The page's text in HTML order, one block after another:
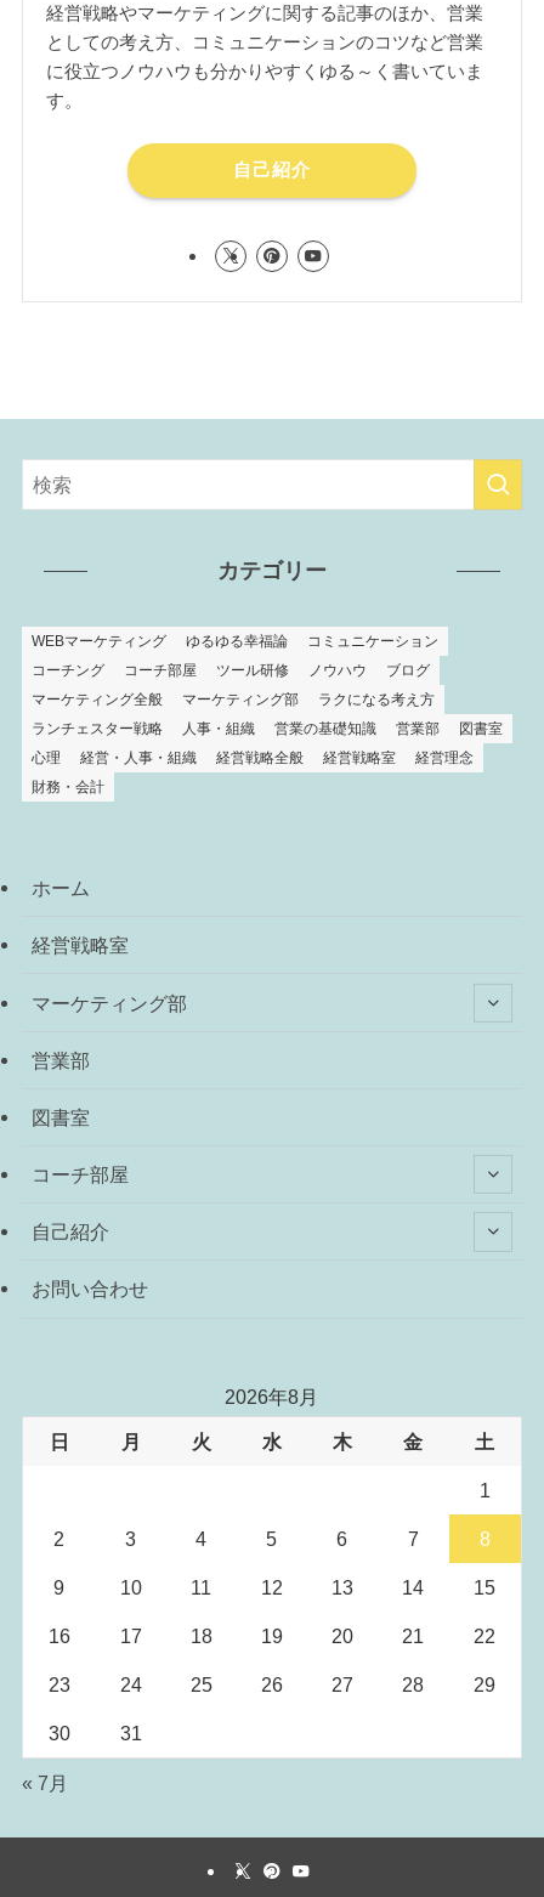
経営戦略やマーケティングに関する記事のほか、営業
としての考え方、コミュニケーションのコツなど営業
に役立つノウハウも分かりやすくゆる～く書いていま
す。
自己紹介
カテゴリー
WEBマーケティング ゆるゆる幸福論
コミュニケーション
コーチング
コーチ部屋 ツール研修 ノウハウ
ブログ
マーケティング全般
マーケティング部
ラクになる考え方
ランチェスター戦略
人事・組織 営業の基礎知識 営業部
図書室
心理
経営・人事・組織 経営戦略全般 経営戦略室
経営理念
財務・会計
ホーム
経営戦略室
マーケティング部
営業部
図書室
コーチ部屋
自己紹介
お問い合わせ
2026年8月
日 月 火 水 木 金 土
1
2 3 4 5 6 7 8
9 10 11 12 13 14 15
16 17 18 19 20 21 22
23 24 25 26 27 28 29
30 31
« 7月